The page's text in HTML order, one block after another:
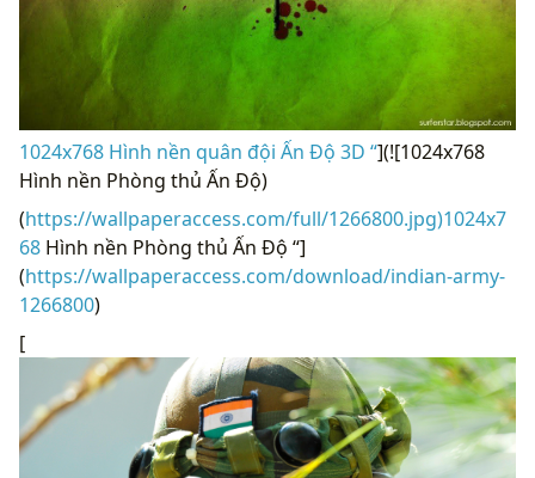
1024x768 Hình nền quân đội Ấn Độ 3D “](![1024x768
Hình nền Phòng thủ Ấn Độ)
(https://wallpaperaccess.com/full/1266800.jpg)1024x7
68 Hình nền Phòng thủ Ấn Độ “]
(https://wallpaperaccess.com/download/indian-army-
1266800)
[